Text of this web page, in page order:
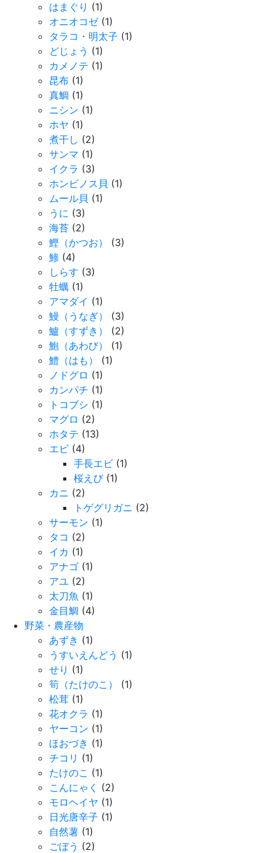
はまぐり (1)
オニオコゼ(1)
タラコ・明太子 (1)
どじょう (1)
カメノテ (1)
昆布 (1)
真鯛 (1)
ニシン (1)
ホヤ (1)
煮干し (2)
サンマ (1)
イクラ (3)
ホンビノス貝 (1)
ムール貝 (1)
うに (3)
海苔 (2)
鰹（かつお）
(3)
鯵 (4)
しらす (3)
牡蠣 (1)
アマダイ (1)
鰻（うなぎ）
(3)
鱸（すずき）
(2)
鮑（あわび）
(1)
鱧（はも）
(1)
ノドグロ (1)
カンパチ (1)
トコブシ (1)
マグロ (2)
ホタテ (13)
エビ (4)
手長エビ (1)
桜えび(1)
カニ (2)
トゲグリガニ (2)
サーモン (1)
タコ (2)
イカ (1)
アナゴ (1)
アユ (2)
太刀魚 (1)
金目鯛 (4)
野菜・農産物
あずき (1)
うすいえんどう (1)
せり (1)
筍（たけのこ）
(1)
松茸 (1)
花オクラ (1)
ヤーコン (1)
ほおづき (1)
チコリ (1)
たけのこ (1)
こんにゃく (2)
モロヘイヤ (1)
日光唐辛子 (1)
自然薯 (1)
ごぼう (2)